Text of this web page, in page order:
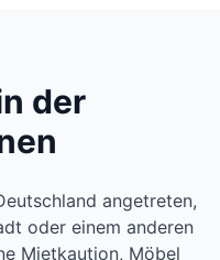
der
angetreten,
oder einem anderen
Mietkaution, Möbel